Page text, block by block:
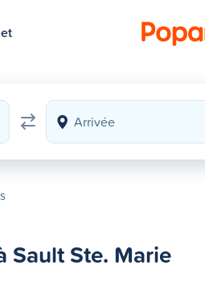
Sault Ste. Marie